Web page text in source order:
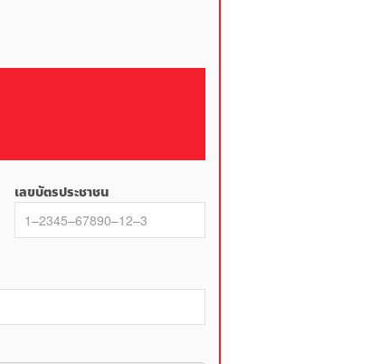
เลขบัตรประชาชน